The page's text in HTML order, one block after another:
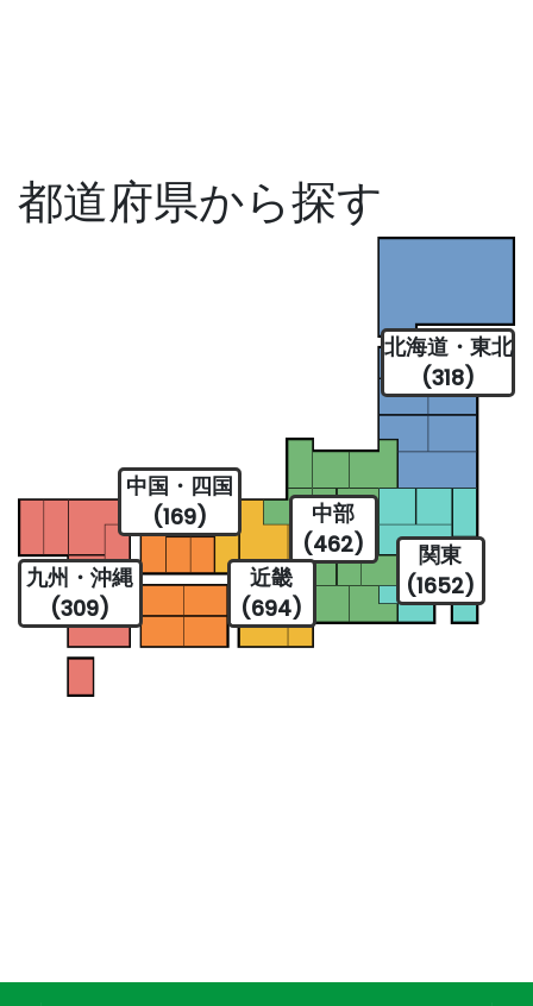
都道府県から探す
北海道・東北
(318)
関東
(1652)
中部
(462)
近畿
(694)
中国・四国
(169)
九州・沖縄
(309)